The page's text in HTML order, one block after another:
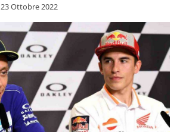
23 Ottobre 2022